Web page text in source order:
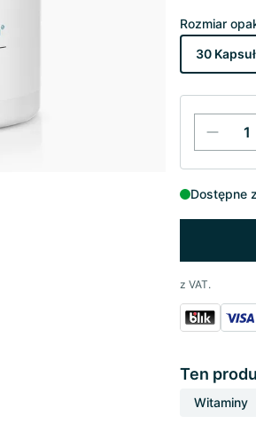
Rozmiar
30
Dostępne
z VAT.
Ten
Witaminy